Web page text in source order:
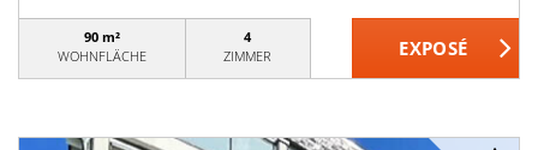
90 m²
WOHNFLÄCHE
4
ZIMMER